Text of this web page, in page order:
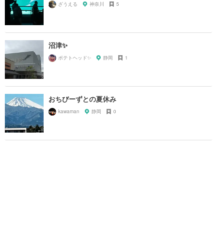
ざうえる 神奈川 5
沼津✨
ポテトヘッド✨ 静岡 1
おちびーずとの夏休み
kawaman 静岡 0